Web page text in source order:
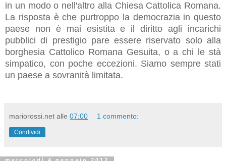
in un modo o nell'altro alla Chiesa Cattolica Romana.
La risposta è che purtroppo la democrazia in questo
paese non è mai esistita e il diritto agli incarichi
pubblici di prestigio pare essere riservato solo alla
borghesia Cattolico Romana Gesuita, o a chi le stà
simpatico, con poche eccezioni. Siamo sempre stati
un paese a sovranità limitata.
mariorossi.net alle 07:00 1 commento:
Condividi